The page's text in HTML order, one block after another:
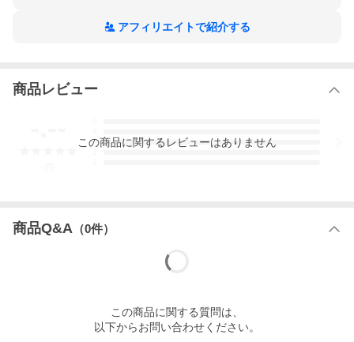
アフィリエイトで紹介する
商品レビュー
3
この商品に関するレビューはありません
商品Q&A （0件）
この商品に関する質問は、
以下からお問い合わせください。